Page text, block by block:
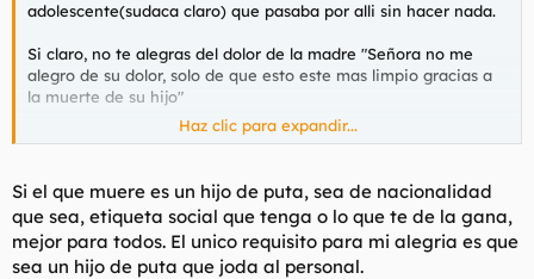
adolescente(sudaca claro) que pasaba por alli sin hacer nada.
Si claro, no te alegras del dolor de la madre "Señora no me
alegro de su dolor, solo de que esto este mas limpio gracias a
la muerte de su hijo"
Por esa regla de 3 cada vez que muera un Anarka o un Nazi en
Haz clic para expandir...
Si el que muere es un hijo de puta, sea de nacionalidad
que sea, etiqueta social que tenga o lo que te de la gana,
mejor para todos. El unico requisito para mi alegria es que
sea un hijo de puta que joda al personal.